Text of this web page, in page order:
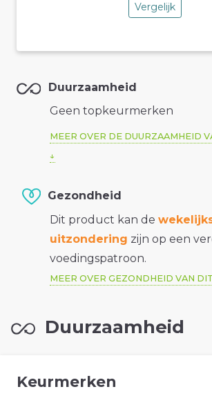
Vergelijk
Duurzaamheid
Geen topkeurmerken
MEER OVER DE DUURZAAMHEID
Gezondheid
Dit product kan de
uitzondering zijn op een
voedingspatroon.
MEER OVER GEZONDHEID VAN
Duurzaamheid
Keurmerken